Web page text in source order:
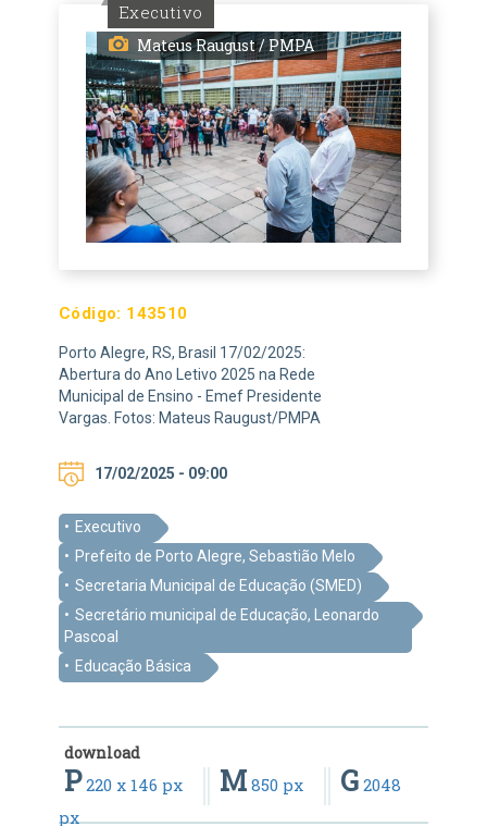
Executivo
Mateus Raugust / PMPA
Código: 143510
Porto Alegre, RS, Brasil 17/02/2025:
Abertura do Ano Letivo 2025 na Rede
Municipal de Ensino - Emef Presidente
Vargas. Fotos: Mateus Raugust/PMPA
17/02/2025 - 09:00
Executivo
Prefeito de Porto Alegre, Sebastião Melo
Secretaria Municipal de Educação (SMED)
Secretário municipal de Educação, Leonardo
Pascoal
Educação Básica
download
P220 x 146 px M 850 px G 2048
px